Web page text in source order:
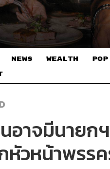
NEWS WEALTH POP
าจมีนายก
หัวหน้าพรร